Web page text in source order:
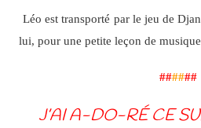
Léo est transporté par le jeu de
lui, pour une petite leçon de
######
J’AI A-DO-RÉ CE